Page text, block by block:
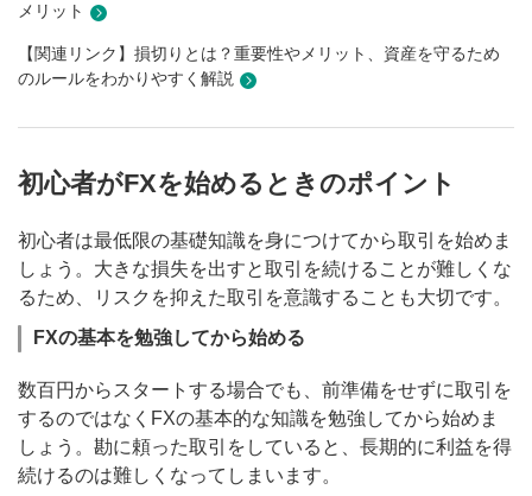
メリット
【関連リンク】損切りとは？重要性やメリット、資産を守るため
のルールをわかりやすく解説
初心者がFXを始めるときのポイント
初心者は最低限の基礎知識を身につけてから取引を始めま
しょう。大きな損失を出すと取引を続けることが難しくな
るため、リスクを抑えた取引を意識することも大切です。
FXの基本を勉強してから始める
数百円からスタートする場合でも、前準備をせずに取引を
するのではなくFXの基本的な知識を勉強してから始めま
しょう。勘に頼った取引をしていると、長期的に利益を得
続けるのは難しくなってしまいます。